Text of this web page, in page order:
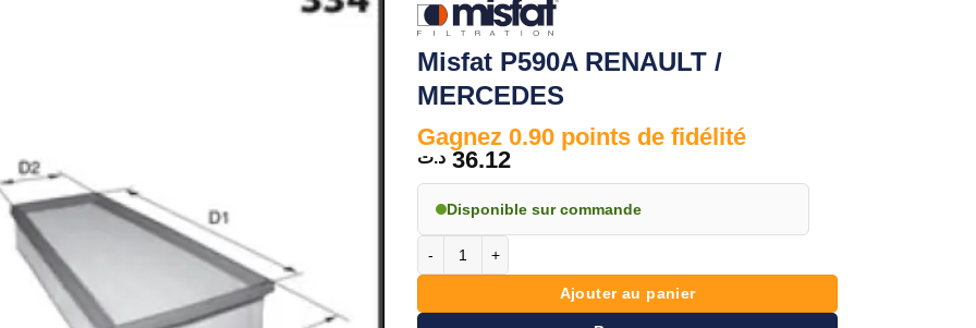
Misfat P590A RENAULT /
MERCEDES
Gagnez 0.90 points de fidélité
36.12 د.ت
Disponible sur commande
Ajouter au panier